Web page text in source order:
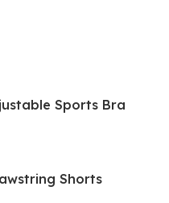
Sports Bra
Shorts